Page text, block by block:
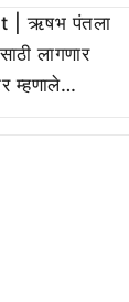
| ऋषभ पंतला
लागणार
म्हणाले…